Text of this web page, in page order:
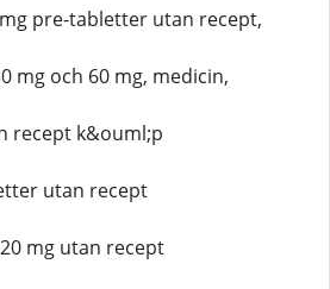
pre-tabletter utan recept,
mg och 60 mg, medicin,
recept k&ouml;p
utan recept
mg utan recept